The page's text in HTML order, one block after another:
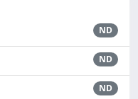
ND
ND
ND